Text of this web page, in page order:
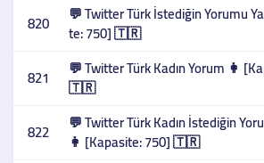
820
💬 Twitter Türk İstediğin Yorumu
te: 750] 🇹🇷
821 💬 Twitter Türk Kadın Yorum 👩
🇹🇷
822 💬 Twitter Türk Kadın İstediğin
👩 [Kapasite: 750] 🇹🇷